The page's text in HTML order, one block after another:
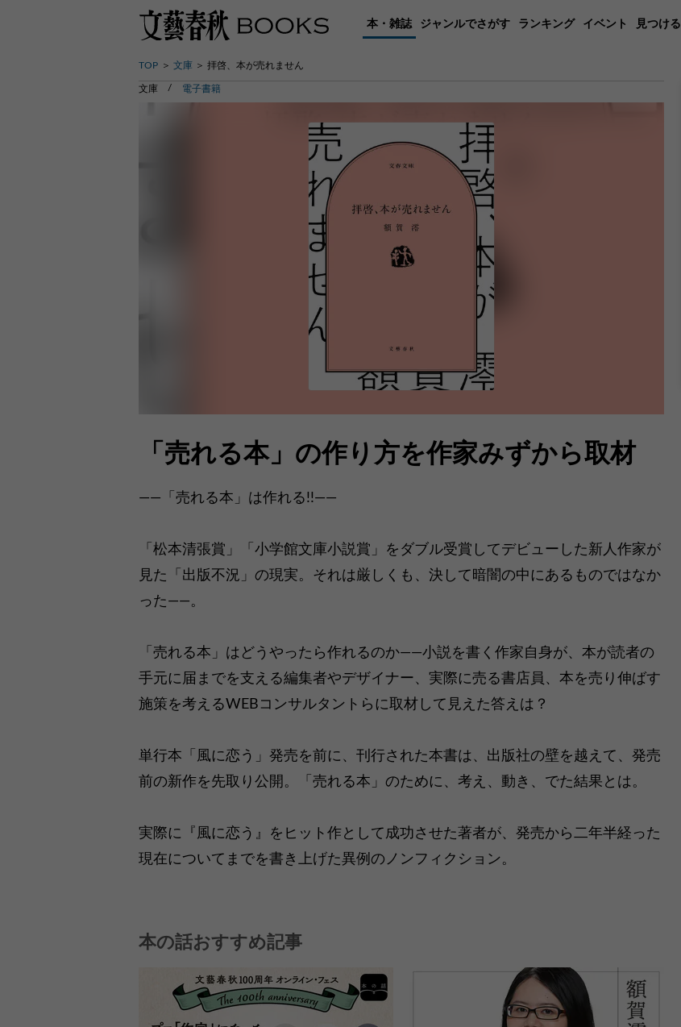
本・雑誌 ジャンルでさがす ランキング イベント 見つける
TOP 文庫 拝啓、本が売れません
文庫 電子書籍
「売れる本」の作り方を作家みずから取材
――「売れる本」は作れる!!――
「松本清張賞」「小学館文庫小説賞」をダブル受賞してデビューした新人作家が
見た「出版不況」の現実。それは厳しくも、決して暗闇の中にあるものではなか
った――。
「売れる本」はどうやったら作れるのか――小説を書く作家自身が、本が読者の
手元に届までを支える編集者やデザイナー、実際に売る書店員、本を売り伸ばす
施策を考えるWEBコンサルタントらに取材して見えた答えは？
単行本「風に恋う」発売を前に、刊行された本書は、出版社の壁を越えて、発売
前の新作を先取り公開。「売れる本」のために、考え、動き、でた結果とは。
実際に『風に恋う』をヒット作として成功させた著者が、発売から二年半経った
現在についてまでを書き上げた異例のノンフィクション。
本の話おすすめ記事